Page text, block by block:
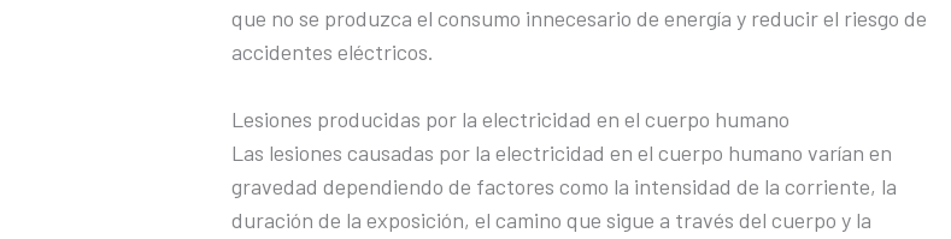
que no se produzca el consumo innecesario de energía y reducir el riesgo de
accidentes eléctricos.
Lesiones producidas por la electricidad en el cuerpo humano
Las lesiones causadas por la electricidad en el cuerpo humano varían en
gravedad dependiendo de factores como la intensidad de la corriente, la
duración de la exposición, el camino que sigue a través del cuerpo y la